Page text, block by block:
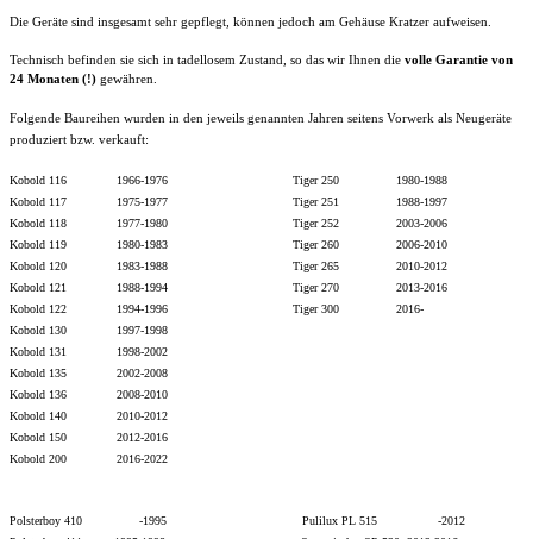
Die Geräte sind insgesamt sehr gepflegt, können jedoch am Gehäuse Kratzer aufweisen.
Technisch befinden sie sich in tadellosem Zustand, so das wir Ihnen die volle Garantie von
24 Monaten (!) gewähren.
Folgende Baureihen wurden in den jeweils genannten Jahren seitens Vorwerk als Neugeräte
produziert bzw. verkauft:
Kobold 116 1966-1976 Tiger 250 1980-1988
Kobold 117 1975-1977 Tiger 251 1988-1997
Kobold 118 1977-1980 Tiger 252 2003-2006
Kobold 119 1980-1983 Tiger 260 2006-2010
Kobold 120 1983-1988 Tiger 265 2010-2012
Kobold 121 1988-1994 Tiger 270 2013-2016
Kobold 122 1994-1996 Tiger 300 2016-
Kobold 130 1997-1998
Kobold 131 1998-2002
Kobold 135 2002-2008
Kobold 136 2008-2010
Kobold 140 2010-2012
Kobold 150 2012-2016
Kobold 200 2016-2022
Polsterboy 410 -1995 Pulilux PL 515 -2012